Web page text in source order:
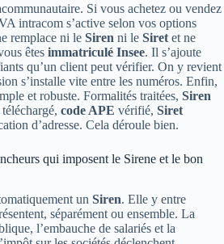
Si vous achetez ou vendez
intracom s’active selon vos options
remplace ni le Siren ni le Siret et ne
êtes immatriculé Insee. Il s’ajoute
qu’un client peut vérifier. On y revient
s’installe vite entre les numéros. Enfin,
et robuste. Formalités traitées, Siren
téléchargé, code APE vérifié, Siret
d’adresse. Cela déroule bien.
qui imposent le Sirene et le bon
un Siren. Elle y entre
séparément ou ensemble. La
l’embauche de salariés et la